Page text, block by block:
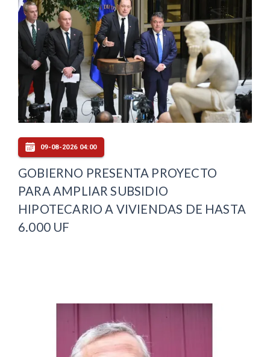
09-08-2026 04:00
GOBIERNO PRESENTA PROYECTO
PARA AMPLIAR SUBSIDIO
HIPOTECARIO A VIVIENDAS DE HASTA
6.000 UF